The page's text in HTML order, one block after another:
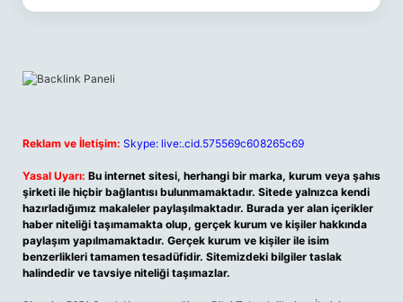
Reklam ve İletişim: Skype: live:.cid.575569c608265c69
Yasal Uyarı: Bu internet sitesi, herhangi bir marka, kurum veya şahıs
şirketi ile hiçbir bağlantısı bulunmamaktadır. Sitede yalnızca kendi
hazırladığımız makaleler paylaşılmaktadır. Burada yer alan içerikler
haber niteliği taşımamakta olup, gerçek kurum ve kişiler hakkında
paylaşım yapılmamaktadır. Gerçek kurum ve kişiler ile isim
benzerlikleri tamamen tesadüfidir. Sitemizdeki bilgiler taslak
halindedir ve tavsiye niteliği taşımazlar.